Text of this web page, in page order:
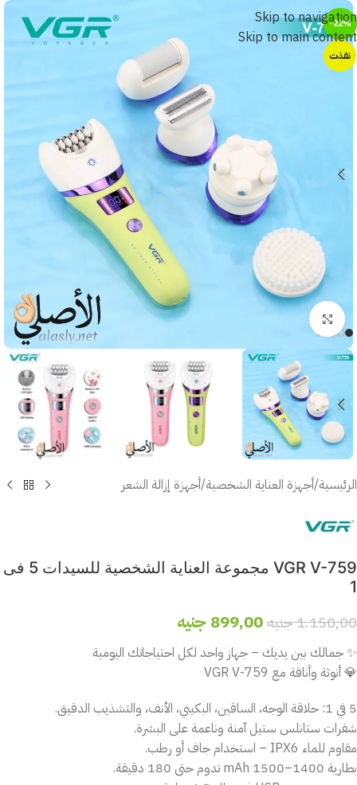
Skip to navigation
Skip to main content
-22%
نفذت
أضغط للتكبير
الرئيسية/أجهزة العناية الشخصية/أجهزة إزالة الشعر
VGR V-759 مجموعة العناية الشخصية للسيدات 5 فى
1
1.150,00جنيه899,00 جنيه
✨ جمالك بين يديك – جهاز واحد لكل احتياجاتك اليومية
💎 أنوثة وأناقة مع VGR V-759
5 في 1: حلاقة الوجه، الساقين، البكيني، الأنف، والتشذيب الدقيق.
شفرات ستانلس ستيل آمنة وناعمة على البشرة.
مقاوم للماء IPX6 – استخدام جاف أو رطب.
بطارية 1400–1500 mAh تدوم حتى 180 دقيقة.